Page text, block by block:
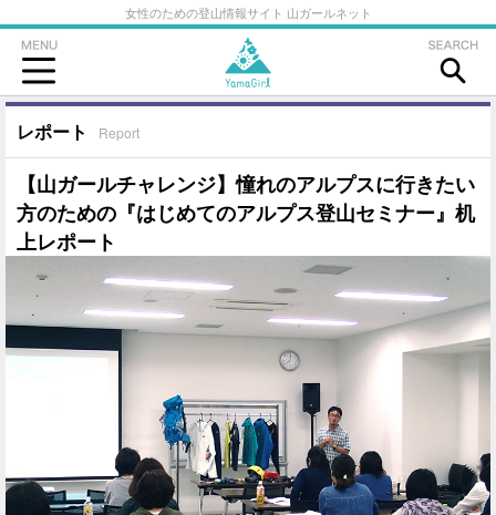
女性のための登山情報サイト 山ガールネット
レポート Report
【山ガールチャレンジ】憧れのアルプスに行きたい
方のための『はじめてのアルプス登山セミナー』机
上レポート